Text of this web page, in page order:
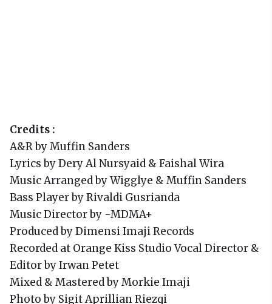
Credits :
A&R by Muffin Sanders
Lyrics by Dery Al Nursyaid & Faishal Wira
Music Arranged by Wigglye & Muffin Sanders
Bass Player by Rivaldi Gusrianda
Music Director by -MDMA+
Produced by Dimensi Imaji Records
Recorded at Orange Kiss Studio Vocal Director &
Editor by Irwan Petet
Mixed & Mastered by Morkie Imaji
Photo by Sigit Aprillian Riezqi